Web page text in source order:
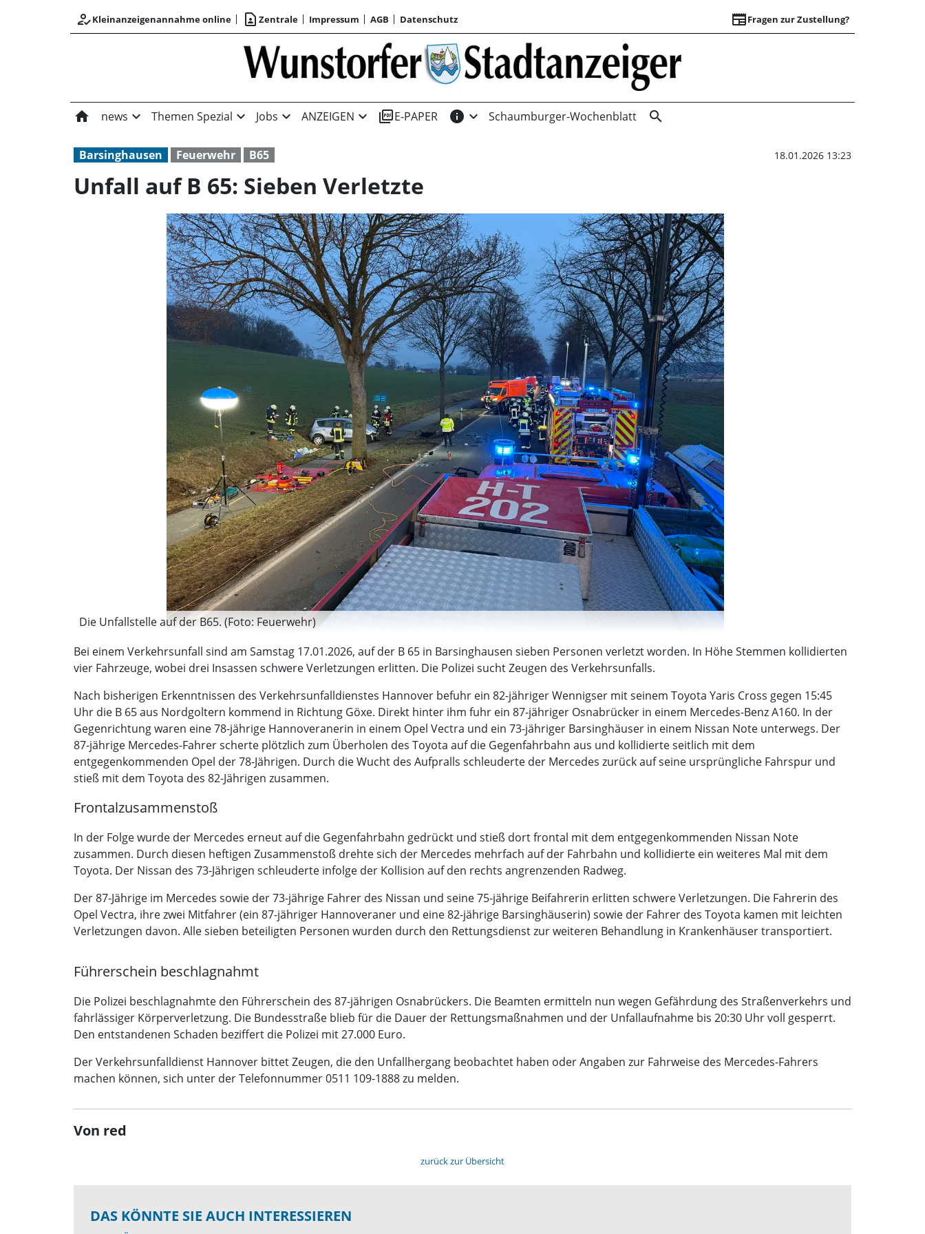
how_to_regKleinanzeigenannahme online contact_page Zentrale Impressum AGB Datenschutz newspaperFragen zur Zustellung?
Unfall auf B 65:
home news expand_more Themen Spezial expand_more Jobs expand_more ANZEIGEN expand_more picture_as_pdfE-PAPER info expand_more Schaumburger-Wochenblatt search
Barsinghausen Feuerwehr B65 18.01.2026 13:23
Unfall auf B 65: Sieben Verletzte
Die Unfallstelle auf der B65. (Foto: Feuerwehr)
Bei einem Verkehrsunfall sind am Samstag 17.01.2026, auf der B 65 in Barsinghausen sieben Personen verletzt worden. In Höhe Stemmen kollidierten
vier Fahrzeuge, wobei drei Insassen schwere Verletzungen erlitten. Die Polizei sucht Zeugen des Verkehrsunfalls.
Nach bisherigen Erkenntnissen des Verkehrsunfalldienstes Hannover befuhr ein 82-jähriger Wennigser mit seinem Toyota Yaris Cross gegen 15:45
Uhr die B 65 aus Nordgoltern kommend in Richtung Göxe. Direkt hinter ihm fuhr ein 87-jähriger Osnabrücker in einem Mercedes-Benz A160. In der
Gegenrichtung waren eine 78-jährige Hannoveranerin in einem Opel Vectra und ein 73-jähriger Barsinghäuser in einem Nissan Note unterwegs. Der
87-jährige Mercedes-Fahrer scherte plötzlich zum Überholen des Toyota auf die Gegenfahrbahn aus und kollidierte seitlich mit dem
entgegenkommenden Opel der 78-Jährigen. Durch die Wucht des Aufpralls schleuderte der Mercedes zurück auf seine ursprüngliche Fahrspur und
stieß mit dem Toyota des 82-Jährigen zusammen.
Frontalzusammenstoß
In der Folge wurde der Mercedes erneut auf die Gegenfahrbahn gedrückt und stieß dort frontal mit dem entgegenkommenden Nissan Note
zusammen. Durch diesen heftigen Zusammenstoß drehte sich der Mercedes mehrfach auf der Fahrbahn und kollidierte ein weiteres Mal mit dem
Toyota. Der Nissan des 73-Jährigen schleuderte infolge der Kollision auf den rechts angrenzenden Radweg.
Der 87-Jährige im Mercedes sowie der 73-jährige Fahrer des Nissan und seine 75-jährige Beifahrerin erlitten schwere Verletzungen. Die Fahrerin des
Opel Vectra, ihre zwei Mitfahrer (ein 87-jähriger Hannoveraner und eine 82-jährige Barsinghäuserin) sowie der Fahrer des Toyota kamen mit leichten
Verletzungen davon. Alle sieben beteiligten Personen wurden durch den Rettungsdienst zur weiteren Behandlung in Krankenhäuser transportiert.
Führerschein beschlagnahmt
Die Polizei beschlagnahmte den Führerschein des 87-jährigen Osnabrückers. Die Beamten ermitteln nun wegen Gefährdung des Straßenverkehrs und
fahrlässiger Körperverletzung. Die Bundesstraße blieb für die Dauer der Rettungsmaßnahmen und der Unfallaufnahme bis 20:30 Uhr voll gesperrt.
Den entstandenen Schaden beziffert die Polizei mit 27.000 Euro.
Der Verkehrsunfalldienst Hannover bittet Zeugen, die den Unfallhergang beobachtet haben oder Angaben zur Fahrweise des Mercedes-Fahrers
machen können, sich unter der Telefonnummer 0511 109-1888 zu melden.
Von red
zurück zur Übersicht
DAS KÖNNTE SIE AUCH INTERESSIEREN